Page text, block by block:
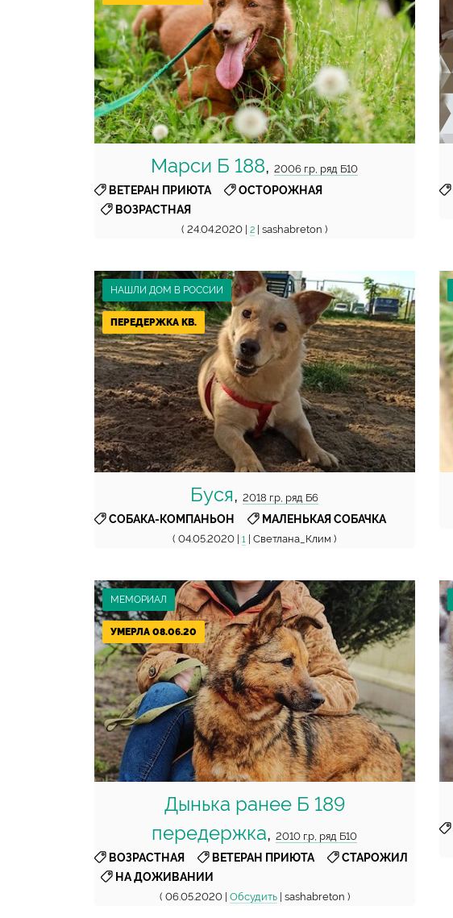
Марси Б 188,2006 г.р, ряд Б10
ВЕТЕРАН ПРИЮТА, ОСТОРОЖНАЯ
ВОЗРАСТНАЯ
( 24.04.2020 |2 | sashabreton )
НАШЛИ ДОМ В РОССИИ
Буся,2018 г.р, ряд Б6
СОБАКА-КОМПАНЬОН
МАЛЕНЬКАЯ СОБАЧКА
( 04.05.2020 |1 | Светлана_Клим )
ПЕРЕДЕРЖКА КВ.
МЕМОРИАЛ
Дынька ранее Б 189
передержка,2010 г.р, ряд Б10
ВОЗРАСТНАЯ
ВЕТЕРАН ПРИЮТА, СТАРОЖИЛ
НА ДОЖИВАНИИ
( 06.05.2020 | Обсудить| sashabreton )
УМЕРЛА 08.06.20